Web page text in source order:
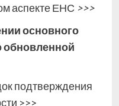
аспекте ЕНС >>>
основного
обновленной
подтверждения
>>>